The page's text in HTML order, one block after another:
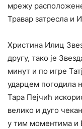
мрежу
Травар затресла и
Христина Илиц
другу, тако је
минут и по игре
ударцем погодила
Тара Пејчић
велико и дуго
у тим моментима и